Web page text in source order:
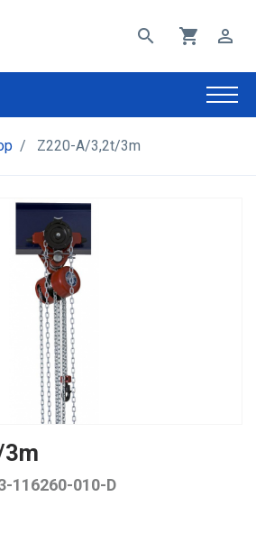
search shopping_cart perm_identity
/ Z220-A/3,2t/3m
116260-010-D